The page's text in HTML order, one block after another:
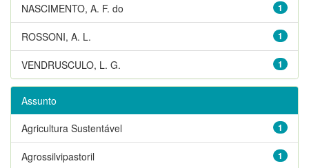
1
NASCIMENTO, A. F. do
1
ROSSONI, A. L.
1
VENDRUSCULO, L. G.
Assunto
1
Agricultura Sustentável
1
Agrossilvipastoril